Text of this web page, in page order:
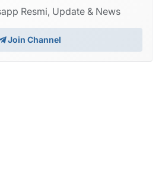
Resmi, Update & News
Join Channel